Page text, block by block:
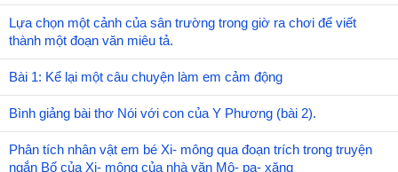
Lựa chọn một cảnh của sân trường trong giờ ra chơi để viết
thành một đoạn văn miêu tả.
Bài 1: Kể lại một câu chuyện làm em cảm động
Bình giảng bài thơ Nói với con của Y Phương (bài 2).
Phân tích nhân vật em bé Xi- mông qua đoạn trích trong truyện
ngắn Bố của Xi- mông của nhà văn Mô- pa- xăng